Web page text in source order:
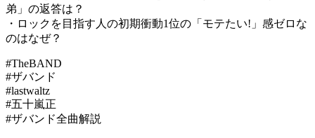
弟」の返答は？
・ロックを目指す人の初期衝動1位の「モテたい!」感ゼロな
のはなぜ？
#TheBAND
#ザバンド
#lastwaltz
#五十嵐正
#ザバンド全曲解説